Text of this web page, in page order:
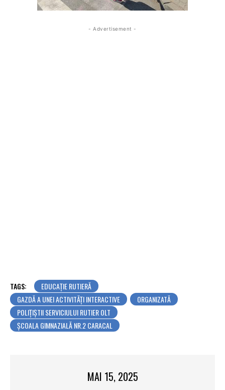
- Advertisement -
TAGS:
EDUCAȚIE RUTIERĂ
GAZDĂ A UNEI ACTIVITĂȚI INTERACTIVE
ORGANIZATĂ
POLIȚIȘTII SERVICIULUI RUTIER OLT
ȘCOALA GIMNAZIALĂ NR.2 CARACAL
MAI 15, 2025